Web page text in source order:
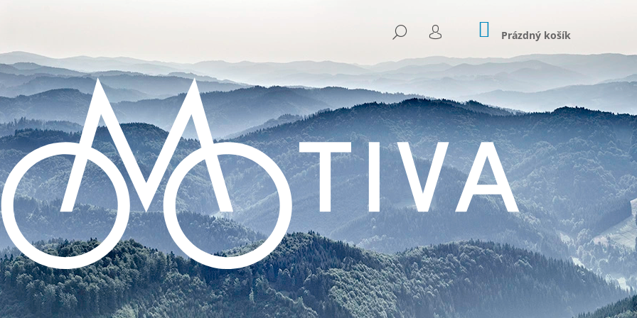
HLEDAT
PŘIHLÁŠENÍ
NÁKUPNÍ
KOŠÍK
Prázdný košík
CO POTŘEBUJETE NAJÍT?
HLEDAT
DOPORUČUJEME
SAMOLEPÍCÍCH ZÁPLAT NA DUŠE
Kč